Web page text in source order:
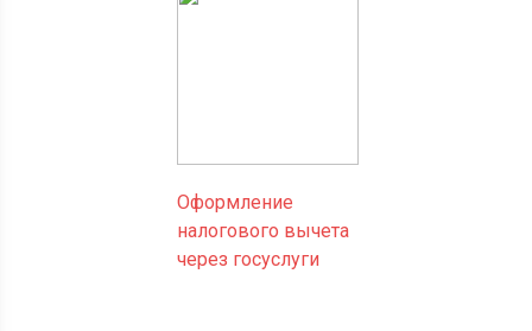
Оформление
налогового вычета
через госуслуги